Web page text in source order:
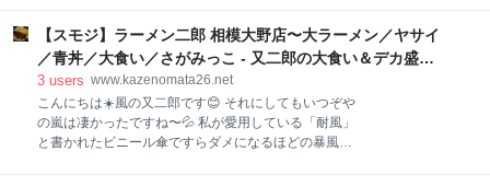
まいりましたので、そそくさと店内へ。 部下も「是非
ご一緒させてください」と言うので４人で訪問。 たま
たま４人掛けテーブルが空いて
していたらこんなのを見つけちゃった訳ですよ⬇️ どこ
で拾ったものなのかは記憶にないのですが（おそらく
スマートニュースか何か）、安くなるなら使わない手
はないと思いまして、松屋に決定〜😊 朝定食でライス
限界チャレンジをした記事はこちら↓
www.kazenomata26.net 訪れたのはいつもの松屋 相模
【スモジ】ラーメン二郎 相模大野店〜大ラーメン／ヤサイ
／青丼／大食い／さがみっこ - 又二郎の大食い＆デカ盛り
＆ラーメン日記
3 users www.kazenomata26.net
こんにちは☀️風の又二郎です😊 それにしてもいつぞや
の嵐は凄かったですね〜💦 私が愛用している「耐風」
と書かれたビニール傘ですらダメになるほどの暴風で